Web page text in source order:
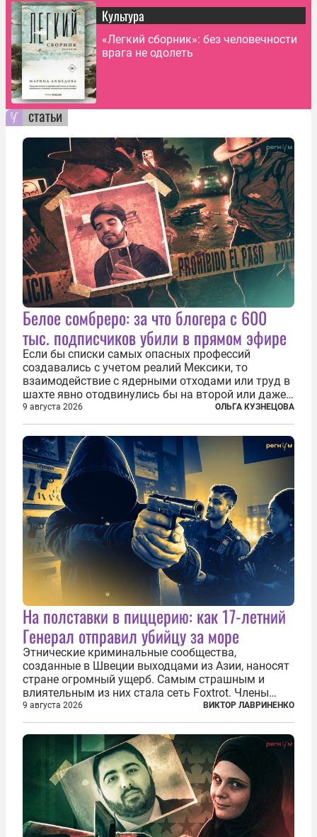
Культура
«Легкий сборник»: без человечности
врага не одолеть
статьи
Белое сомбреро: за что блогера с 600
тыс. подписчиков убили в прямом эфире
Если бы списки самых опасных профессий
создавались с учетом реалий Мексики, то
взаимодействие с ядерными отходами или труд в
шахте явно отодвинулись бы на второй или даже
третий план. А вот блогерам, журналистам и
музыкантам пришлось бы выйти вперед. В
Кульякане, столице штата Синалоа, прямо во...
9 августа 2026 ОЛЬГА КУЗНЕЦОВА
На полставки в пиццерию: как 17-летний
Генерал отправил убийцу за море
Этнические криминальные сообщества,
созданные в Швеции выходцами из Азии, наносят
стране огромный ущерб. Самым страшным и
влиятельным из них стала сеть Foxtrot. Члены
этой сети не только убивают и грабят шведов,
подсаживают их на наркотики, но и совершают
нечто еще даже более страшное — массово...
9 августа 2026 ВИКТОР ЛАВРИНЕНКО